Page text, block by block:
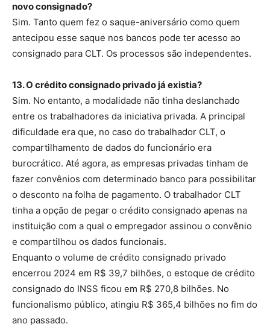
novo consignado?
Sim. Tanto quem fez o saque-aniversário como quem
antecipou esse saque nos bancos pode ter acesso ao
consignado para CLT. Os processos são independentes.
13. O crédito consignado privado já existia?
Sim. No entanto, a modalidade não tinha deslanchado
entre os trabalhadores da iniciativa privada. A principal
dificuldade era que, no caso do trabalhador CLT, o
compartilhamento de dados do funcionário era
burocrático. Até agora, as empresas privadas tinham de
fazer convênios com determinado banco para possibilitar
o desconto na folha de pagamento. O trabalhador CLT
tinha a opção de pegar o crédito consignado apenas na
instituição com a qual o empregador assinou o convênio
e compartilhou os dados funcionais.
Enquanto o volume de crédito consignado privado
encerrou 2024 em R$ 39,7 bilhões, o estoque de crédito
consignado do INSS ficou em R$ 270,8 bilhões. No
funcionalismo público, atingiu R$ 365,4 bilhões no fim do
ano passado.